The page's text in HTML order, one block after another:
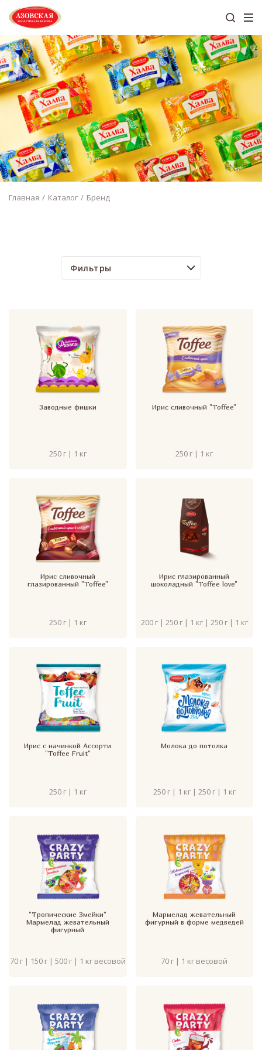
Главная Каталог Бренд
Фильтры
Заводные фишки
250 г | 1 кг
Ирис сливочный "Toffee"
250 г | 1 кг
Ирис сливочный
глазированный "Toffee"
250 г | 1 кг
Ирис глазированный
шоколадный "Toffee love"
200 г | 250 г | 1 кг | 250 г | 1 кг
Ирис с начинкой Ассорти
"Toffee Fruit"
250 г | 1 кг
Молока до потолка
250 г | 1 кг | 250 г | 1 кг
"Тропические Змейки"
Мармелад жевательный
фигурный
70 г | 150 г | 500 г | 1 кг весовой
Мармелад жевательный
фигурный в форме медведей
70 г | 1 кг весовой